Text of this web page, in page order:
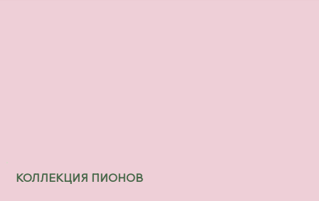
КОЛЛЕКЦИЯ ПИОНОВ